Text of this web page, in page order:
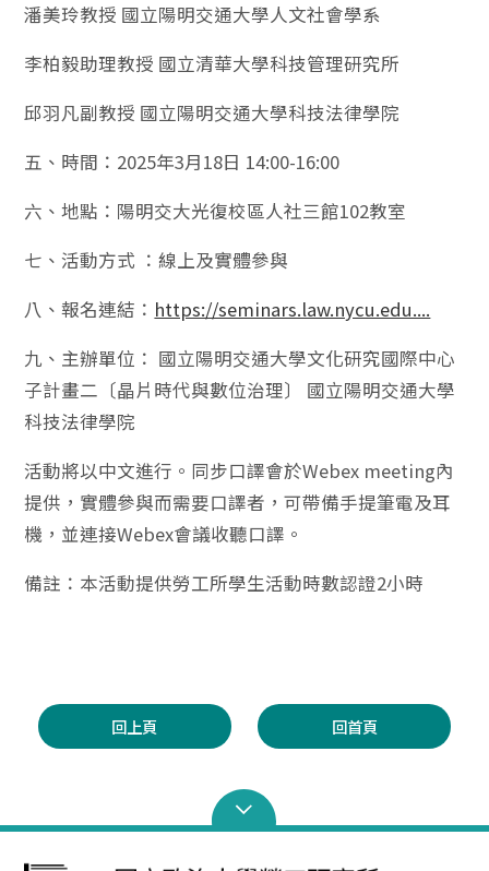
潘美玲教授 國立陽明交通大學人文社會學系
李柏毅助理教授 國立清華大學科技管理研究所
邱羽凡副教授 國立陽明交通大學科技法律學院
五、時間：2025年3月18日 14:00-16:00
六、地點：陽明交大光復校區人社三館102教室
七、活動方式 ：線上及實體參與
八、報名連結： https://seminars.law.nycu.edu....
九、主辦單位： 國立陽明交通大學文化研究國際中心
子計畫二〔晶片時代與數位治理〕 國立陽明交通大學
科技法律學院
活動將以中文進行。同步口譯會於Webex meeting內
提供，實體參與而需要口譯者，可帶備手提筆電及耳
機，並連接Webex會議收聽口譯。 ​
備註：本活動提供勞工所學生活動時數認證2小時
回上頁 回首頁